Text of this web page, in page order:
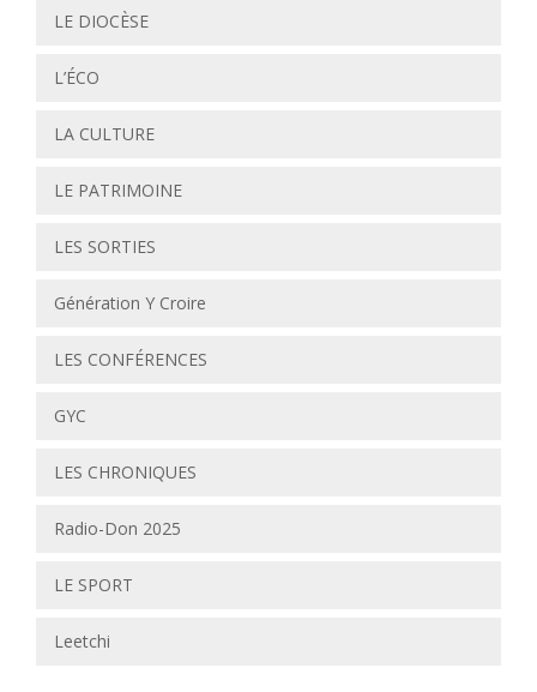
LE DIOCÈSE
L’ÉCO
LA CULTURE
LE PATRIMOINE
LES SORTIES
Génération Y Croire
LES CONFÉRENCES
GYC
LES CHRONIQUES
Radio-Don 2025
LE SPORT
Leetchi